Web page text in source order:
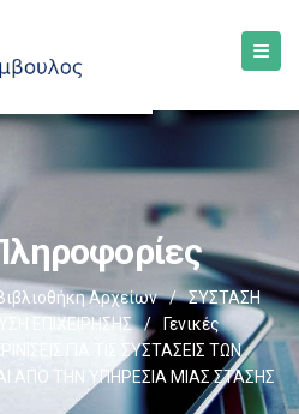
Αρχείων /
ΣΥΣΤΑΣΗ
ΕΠΙΧΕΙΡΗΣΗΣ /
Γενικές
ΓΙΑ ΤΙΣ ΣΥΣΤΑΣΕΙΣ ΤΩΝ
ΑΠΟ ΤΗΝ ΥΠΗΡΕΣΙΑ ΜΙΑΣ ΣΤΑΣΗΣ